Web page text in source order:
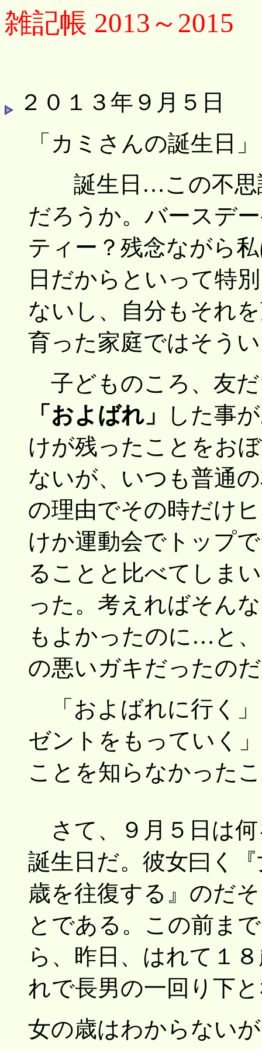
雑記帳 2013～2015
２０１３年９月５日
「カミさんの誕生日」
誕生日…この不思
だろうか。バースデ
ティー？残念ながら
日だからといって特
ないし、自分もそれ
育った家庭ではそう
子どものころ、友
「およばれ」
した事
けが残ったことをお
ないが、いつも普通
の理由でその時だけ
けか運動会でトップ
ることと比べてしま
った。考えればそん
もよかったのに…と
の悪いガキだったの
「およばれに行く
ゼントをもっていく
ことを知らなかった
さて、９月５日は
誕生日だ。彼女曰く
歳を往復する』のだ
とである。この前ま
ら、昨日、はれて１
れで長男の一回り下
女の歳はわからない